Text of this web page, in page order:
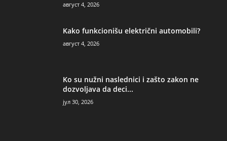
август 4, 2026
Kako funkcionišu električni automobili?
август 4, 2026
Ko su nužni naslednici i zašto zakon ne
dozvoljava da deci...
јул 30, 2026